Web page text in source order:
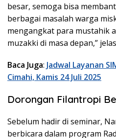
besar, semoga bisa
berbagai masalah warga
mengangkat para mustahik
muzakki di masa depan,”
Baca Juga: Jadwal Layanan
Cimahi, Kamis 24 Juli 2025
Dorongan Filantropi
Sebelum hadir di seminar,
berbicara dalam program